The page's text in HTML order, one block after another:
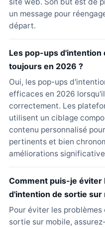
un message pour
départ.
Les pop-ups
toujours en 2026 ?
Oui, les pop-ups
efficaces en 2026
correctement. Les
utilisent un ciblage
contenu personnalisé
pertinents et bien
améliorations
Comment puis-je
d'intention de sortie sur
Pour éviter les
sortie sur mobile,